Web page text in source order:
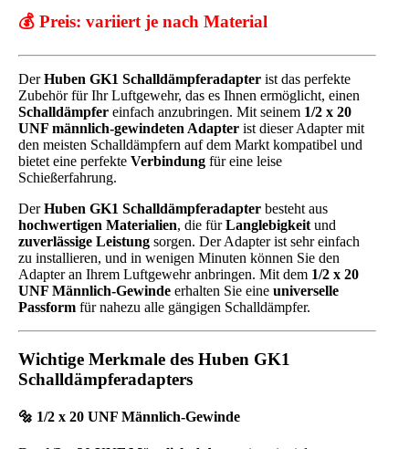
💰 Preis: variiert je nach Material
DerHuben GK1 Schalldämpferadapter ist das perfekte
Zubehör für Ihr Luftgewehr, das es Ihnen ermöglicht, einen
Schalldämpfer einfach anzubringen. Mit seinem 1/2 x 20
UNF männlich-gewindeten Adapter ist dieser Adapter mit
den meisten Schalldämpfern auf dem Markt kompatibel und
bietet eine perfekte Verbindung für eine leise
Schießerfahrung.
DerHuben GK1 Schalldämpferadapter besteht aus
hochwertigen Materialien, die fürLanglebigkeitund
zuverlässige Leistung sorgen. Der Adapter ist sehr einfach
zu installieren, und in wenigen Minuten können Sie den
Adapter an Ihrem Luftgewehr anbringen. Mit dem 1/2 x 20
UNF Männlich-Gewinde erhalten Sie eine universelle
Passform für nahezu alle gängigen Schalldämpfer.
Wichtige Merkmale des Huben GK1
Schalldämpferadapters
🔩 1/2 x 20 UNF Männlich-Gewinde